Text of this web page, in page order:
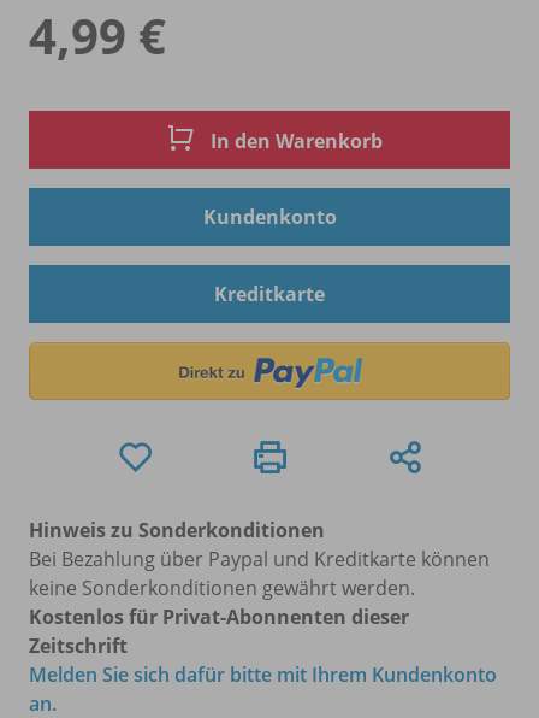
4,99 €
In den Warenkorb
Kundenkonto
Kreditkarte
Hinweis zu Sonderkonditionen
Bei Bezahlung über Paypal und Kreditkarte können
keine Sonderkonditionen gewährt werden.
Kostenlos für Privat-Abonnenten dieser
Zeitschrift
Melden Sie sich dafür bitte mit Ihrem Kundenkonto
an.